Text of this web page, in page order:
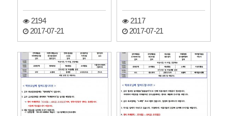
2194
2017-07-21
2117
2017-07-21